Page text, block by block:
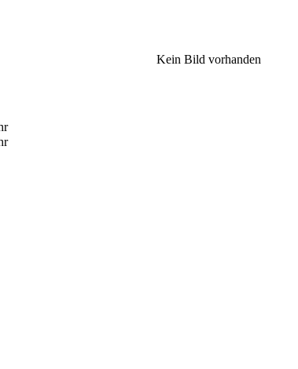
Kein Bild vorhanden